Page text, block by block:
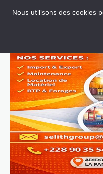
Nous utilisons des cookies